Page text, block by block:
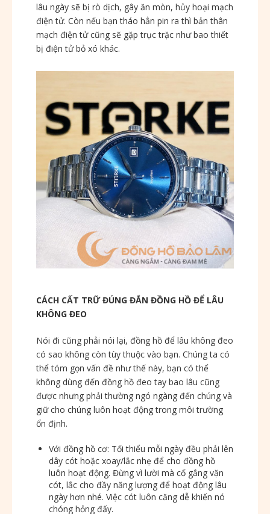
lâu ngày sẽ bị rò dịch, gây ăn mòn, hủy hoại mạch
điện tử. Còn nếu bạn tháo hẳn pin ra thì bản thân
mạch điện tử cũng sẽ gặp trục trặc như bao thiết
bị điện tử bỏ xó khác.
CÁCH CẤT TRỮ ĐÚNG ĐẮN ĐỒNG HỒ ĐỂ LÂU
KHÔNG ĐEO
Nói đi cũng phải nói lại, đồng hồ để lâu không đeo
có sao không còn tùy thuộc vào bạn. Chúng ta có
thể tóm gọn vấn đề như thế này, bạn có thể
không dùng đến đồng hồ đeo tay bao lâu cũng
được nhưng phải thường ngó ngàng đến chúng và
giữ cho chúng luôn hoạt động trong môi trường
ổn định.
Với đồng hồ cơ: Tối thiểu mỗi ngày đều phải lên
dây cót hoặc xoay/lắc nhẹ để cho đồng hồ
luôn hoạt động. Đừng vì lười mà cố gắng vặn
cót, lắc cho đầy năng lượng để hoạt động lâu
ngày hơn nhé. Việc cót luôn căng dễ khiến nó
chóng hỏng đấy.